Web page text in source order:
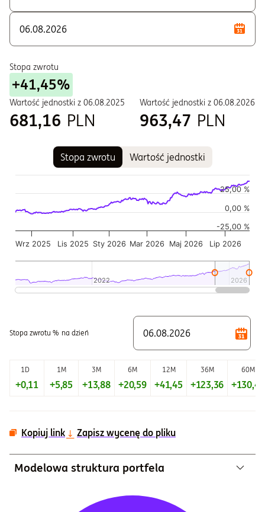
Stopa zwrotu
+41,45%
Wartość jednostki z 06.08.2025
681,16 PLN
Wartość jednostki z 06.08.2026
963,47 PLN
Stopa zwrotu Wartość jednostki
Wykres pokazuje historię wartości jednostki funduszu
Wykres ma 2 osi X wyświetlające Czas, i Czas.
Wykres ma 2 osi Y wyświetlające Wartość jednostki w
Sty 2026
Wrz 2025 Lis 2025 Mar 2026 Maj 2026 Lip 2026
2022
2022 2026
2026
0,00 %
-25,00 %
25,00 %
Stopa zwrotu % na dzień
1D 1M 3M 6M 12M 36M 60M
+0,11 +5,85 +13,88 +20,59 +41,45 +123,36 +130,41
Kopiuj link Zapisz wycenę do pliku
Modelowa struktura portfela